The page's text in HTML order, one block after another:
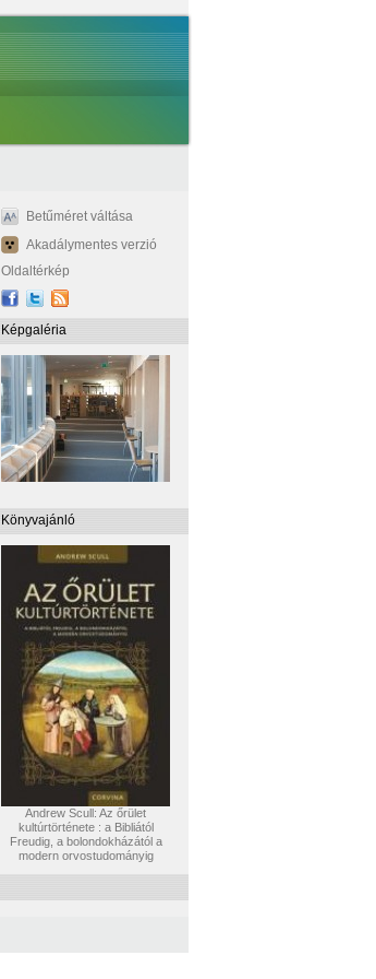
Betűméret váltása
Akadálymentes verzió
Oldaltérkép
Képgaléria
Könyvajánló
Andrew Scull: Az őrület
kultúrtörténete : a Bibliától
Freudig, a bolondokházától a
modern orvostudományig